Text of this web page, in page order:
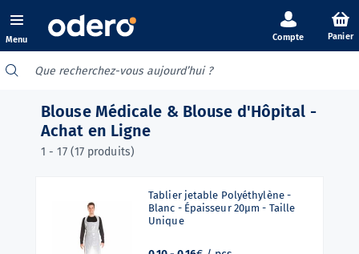
Menu Panier
Blouse Médicale & Blouse d'Hôpital -
Achat en Ligne
1 - 17 (17 produits)
Tablier jetable Polyéthylène -
Blanc - Épaisseur 20µm - Taille
Unique